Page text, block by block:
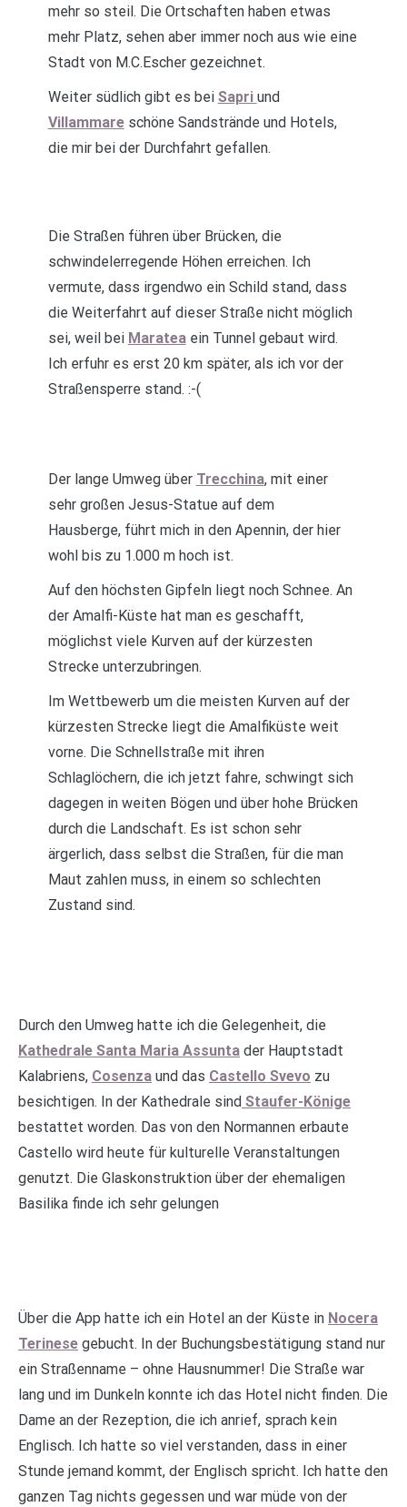
mehr so steil. Die Ortschaften haben etwas
mehr Platz, sehen aber immer noch aus wie eine
Stadt von M.C.Escher gezeichnet.
Weiter südlich gibt es bei Sapri und
Villammareschöne Sandstrände und Hotels,
die mir bei der Durchfahrt gefallen.
Die Straßen führen über Brücken, die
schwindelerregende Höhen erreichen. Ich
vermute, dass irgendwo ein Schild stand, dass
die Weiterfahrt auf dieser Straße nicht möglich
sei, weil bei Marateaein Tunnel gebaut wird.
Ich erfuhr es erst 20 km später, als ich vor der
Straßensperre stand. :-(
Der lange Umweg über Trecchina, mit einer
sehr großen Jesus-Statue auf dem
Hausberge, führt mich in den Apennin, der hier
wohl bis zu 1.000 m hoch ist.
Auf den höchsten Gipfeln liegt noch Schnee. An
der Amalfi-Küste hat man es geschafft,
möglichst viele Kurven auf der kürzesten
Strecke unterzubringen.
Im Wettbewerb um die meisten Kurven auf der
kürzesten Strecke liegt die Amalfiküste weit
vorne. Die Schnellstraße mit ihren
Schlaglöchern, die ich jetzt fahre, schwingt sich
dagegen in weiten Bögen und über hohe Brücken
durch die Landschaft. Es ist schon sehr
ärgerlich, dass selbst die Straßen, für die man
Maut zahlen muss, in einem so schlechten
Zustand sind.
Durch den Umweg hatte ich die Gelegenheit, die
Kathedrale Santa Maria Assunta der Hauptstadt
Kalabriens, Cosenza und das Castello Svevo zu
besichtigen. In der Kathedrale sind Staufer-Könige
bestattet worden. Das von den Normannen erbaute
Castello wird heute für kulturelle Veranstaltungen
genutzt. Die Glaskonstruktion über der ehemaligen
Basilika finde ich sehr gelungen
Über die App hatte ich ein Hotel an der Küste in Nocera
Terinese gebucht. In der Buchungsbestätigung stand nur
ein Straßenname – ohne Hausnummer! Die Straße war
lang und im Dunkeln konnte ich das Hotel nicht finden. Die
Dame an der Rezeption, die ich anrief, sprach kein
Englisch. Ich hatte so viel verstanden, dass in einer
Stunde jemand kommt, der Englisch spricht. Ich hatte den
ganzen Tag nichts gegessen und war müde von der